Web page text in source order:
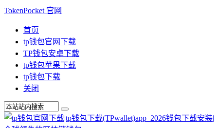
TokenPocket 官网
首页
tp钱包官网下载
TP钱包安卓下载
tp钱包苹果下载
tp钱包下载
关闭